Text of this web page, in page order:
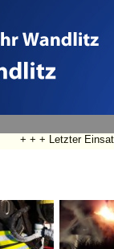
+ Letzter Einsatz: